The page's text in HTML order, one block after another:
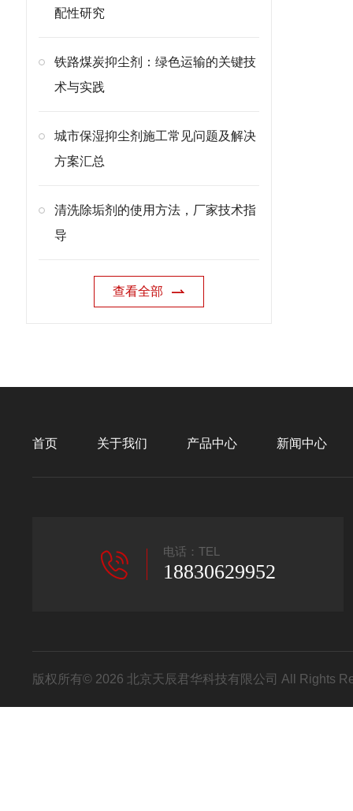
配性研究
铁路煤炭抑尘剂：绿色运输的关键技
术与实践
城市保湿抑尘剂施工常见问题及解决
方案汇总
清洗除垢剂的使用方法，厂家技术指
导
查看全部
首页 关于我们 产品中心 新闻中心
电话：TEL
18830629952
版权所有© 2026 北京天辰君华科技有限公司 All Rights